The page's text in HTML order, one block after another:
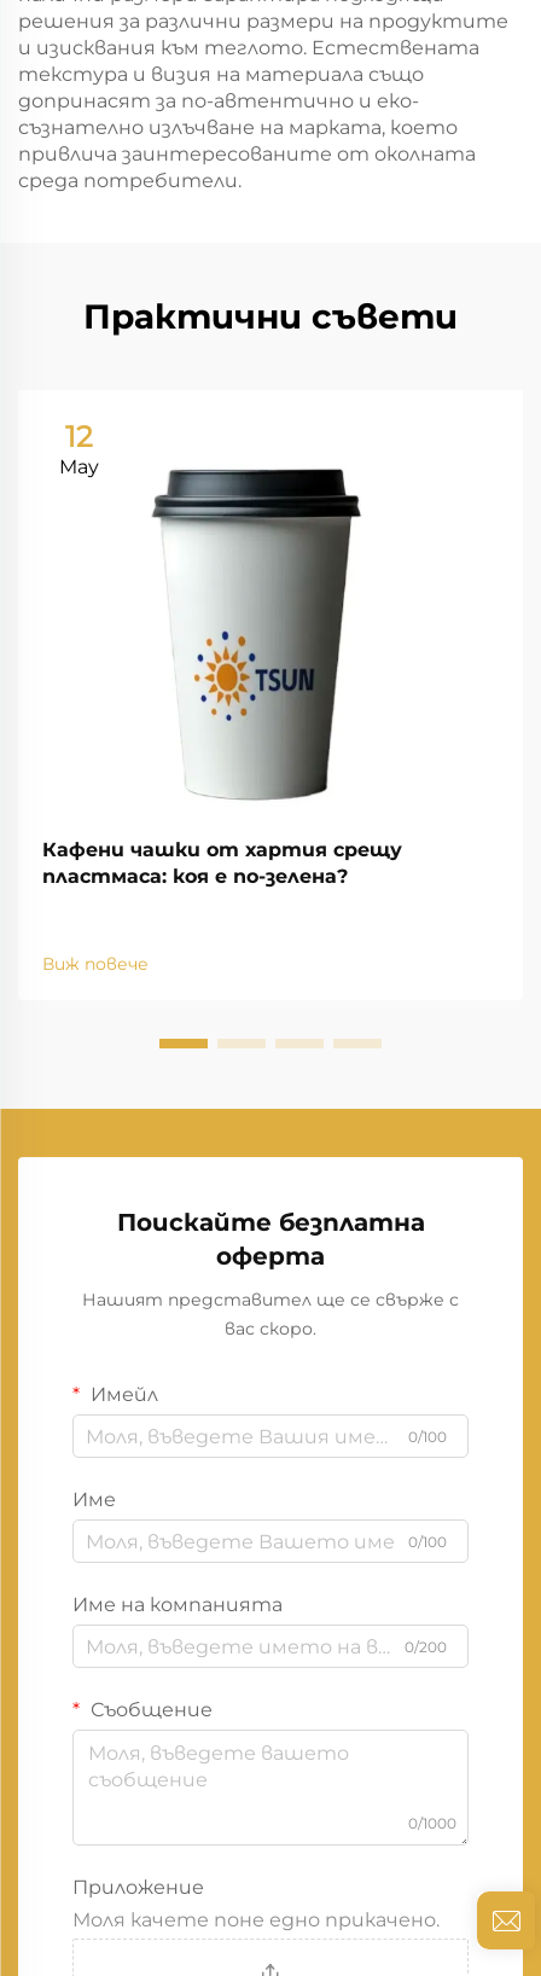
решения за различни размери на продуктите
и изисквания към теглото. Естествената
текстура и визия на материала също
допринасят за по-автентично и еко-
съзнателно излъчване на марката, което
привлича заинтересованите от околната
среда потребители.
Практични съвети
12
May
Кафени чашки от хартия срещу
пластмаса: коя е по-зелена?
Виж повече
Поискайте безплатна
оферта
Нашият представител ще се свърже с
вас скоро.
Имейл
0/100
Име
0/100
Име на компанията
0/200
Съобщение
0/1000
Приложение
Моля качете поне едно прикачено.